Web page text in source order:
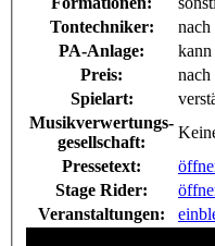
Tontechniker:
nach
PA-Anlage:
kann
Preis:
nach
Spielart:
Musikverwertungs-
gesellschaft:
Pressetext:
Stage Rider:
Veranstaltungen: